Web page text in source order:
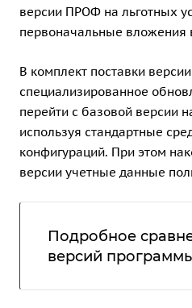
версии ПРОФ на льготных
первоначальные вложения
В комплект поставки
специализированное
перейти с базовой версии
используя стандартные
конфигураций. При этом
версии учетные данные
Подробное
версий